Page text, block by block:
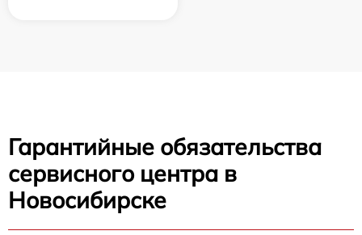
Гарантийные обязательства
сервисного центра в
Новосибирске